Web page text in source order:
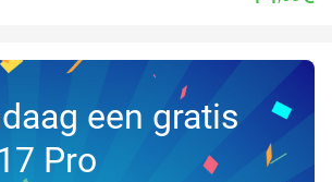
een gratis
Pro